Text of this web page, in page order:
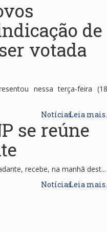
de
votada
nessa terça-feira
NotíciasLeia
se reúne
recebe, na manhã dest...
NotíciasLeia